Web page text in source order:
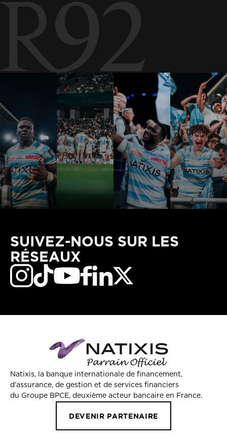
SUIVEZ-NOUS SUR LES
RÉSEAUX
Natixis, la banque internationale de financement,
d’assurance, de gestion et de services financiers
du Groupe BPCE, deuxième acteur bancaire en France.
DEVENIR PARTENAIRE